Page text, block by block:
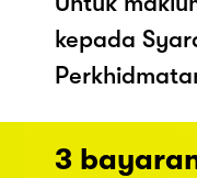
kepada
3